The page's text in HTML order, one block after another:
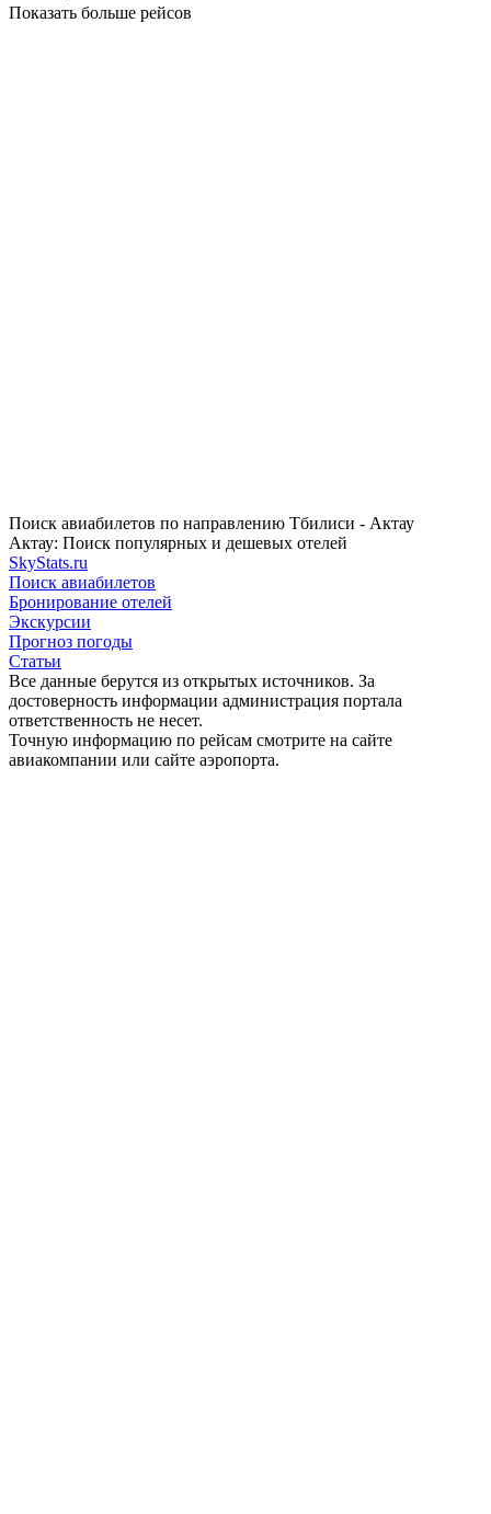
Показать больше рейсов
Поиск авиабилетов по направлению Тбилиси - Актау
Актау: Поиск популярных и дешевых отелей
SkyStats.ru
Поиск авиабилетов
Бронирование отелей
Экскурсии
Прогноз погоды
Статьи
Все данные берутся из открытых источников. За
достоверность информации администрация портала
ответственность не несет.
Точную информацию по рейсам смотрите на сайте
авиакомпании или сайте аэропорта.